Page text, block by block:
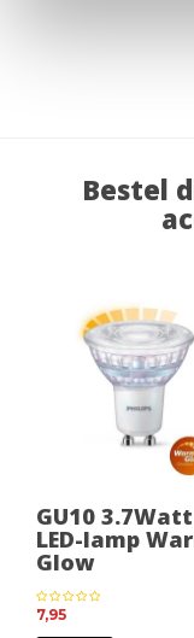
Bestel
GU10 3.7Watt
LED-lamp
Glow
7,95